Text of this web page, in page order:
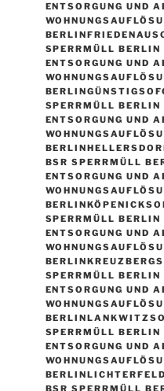
ENTSORGUNG UND
SPERRMÜLL BERLIN
ENTSORGUNG UND
SPERRMÜLL BERLIN
ENTSORGUNG UND
BSR SPERRMÜLL
ENTSORGUNG UND
SPERRMÜLL BERLIN
ENTSORGUNG UND
SPERRMÜLL BERLIN
ENTSORGUNG UND
SPERRMÜLL BERLIN
ENTSORGUNG UND